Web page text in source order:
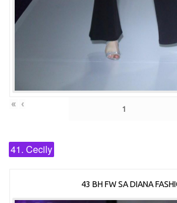
« ‹
41. Cecily
43 BH FW SA DIANA